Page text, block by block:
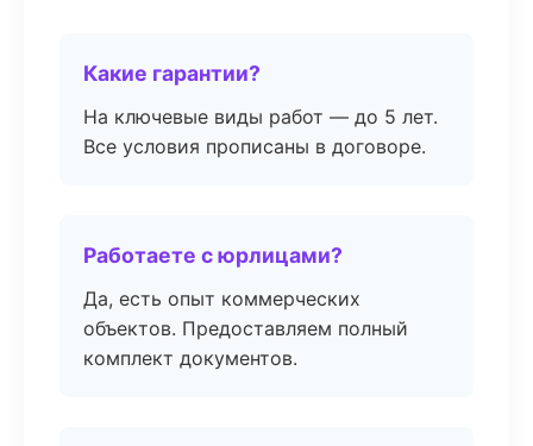
Какие гарантии?
На ключевые виды работ — до 5 лет.
Все условия прописаны в договоре.
Работаете с юрлицами?
Да, есть опыт коммерческих
объектов. Предоставляем полный
комплект документов.